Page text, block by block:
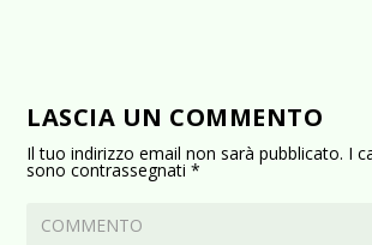
LASCIA UN COMMENTO
Il tuo indirizzo email non sarà pubblicato. I
sono contrassegnati*